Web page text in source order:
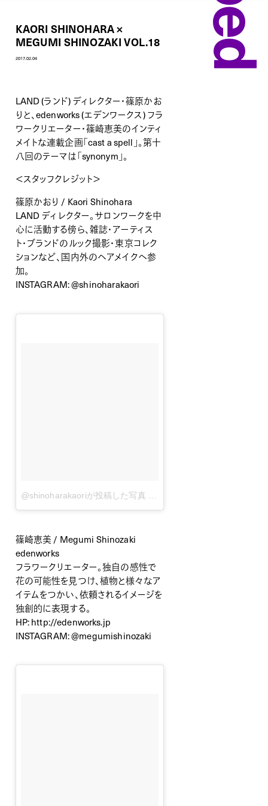
KAORI SHINOHARA ×
MEGUMI SHINOZAKI VOL.18
2017.02.04
LAND (ランド) ディレクター・篠原かお
りと、edenworks (エデンワークス) フラ
ワークリエーター・篠崎恵美のインティ
メイトな連載企画「cast a spell」。第十
八回のテーマは「synonym」。
＜スタッフクレジット＞
篠原かおり / Kaori Shinohara
LAND ディレクター。サロンワークを中
心に活動する傍ら、雑誌・アーティス
ト・ブランドのルック撮影・東京コレク
ションなど、国内外のヘアメイクへ参
加。
INSTAGRAM:@shinoharakaori
@shinoharakaoriが投稿した写真
篠崎恵美 / Megumi Shinozaki
edenworks
フラワークリエーター。独自の感性で
花の可能性を見つけ、植物と様々なア
イテムをつかい、依頼されるイメージを
独創的に表現する。
HP:http://edenworks.jp
INSTAGRAM:@megumishinozaki